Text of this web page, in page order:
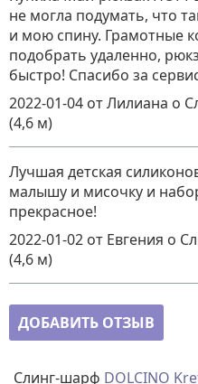
не могла подумать, что
и мою спину. Грамотные
подобрать удаленно,
быстро! Спасибо за
2022-01-04 от Лилиана о
(4,6 м)
Лучшая детская
малышу и мисочку и
прекрасное!
2022-01-02 от Евгения о
(4,6 м)
ДОБАВИТЬ ОТЗЫВ
Слинг-шарф DOLCINO